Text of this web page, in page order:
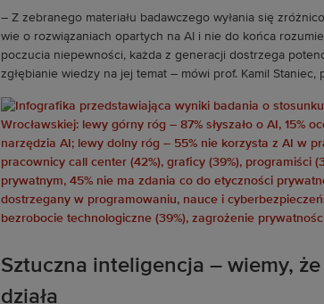
– Z zebranego materiału badawczego wyłania się
wie o rozwiązaniach opartych na AI i nie do końca
poczucia niepewności, każda z generacji dostrzega
zgłębianie wiedzy na jej temat – mówi prof. Kamil
Sztuczna inteligencja – wiemy,
działa